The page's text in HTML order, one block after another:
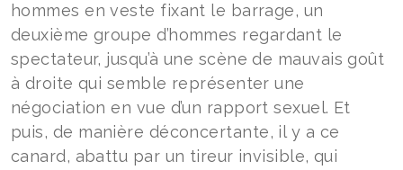
hommes en veste fixant le barrage, un
deuxième groupe d’hommes regardant le
spectateur, jusqu’à une scène de mauvais goût
à droite qui semble représenter une
négociation en vue d’un rapport sexuel. Et
puis, de manière déconcertante, il y a ce
canard, abattu par un tireur invisible, qui